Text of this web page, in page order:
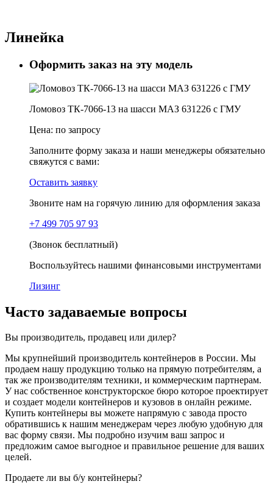
Линейка
Оформить заказ на эту модель
Ломовоз ТК-7066-13 на шасси МАЗ 631226 с ГМУ
Цена: по запросу
Заполните форму заказа и наши менеджеры обязательно
свяжутся с вами:
Оставить заявку
Звоните нам на горячую линию для оформления заказа
+7 499 705 97 93
(Звонок бесплатный)
Воспользуйтесь нашими финансовыми инструментами
Лизинг
Часто задаваемые вопросы
Вы производитель, продавец или дилер?
Мы крупнейший производитель контейнеров в России. Мы
продаем нашу продукцию только на прямую потребителям, а
так же производителям техники, и коммерческим партнерам.
У нас собственное конструкторское бюро которое проектирует
и создает модели контейнеров и кузовов в онлайн режиме.
Купить контейнеры вы можете напрямую с завода просто
обратившись к нашим менеджерам через любую удобную для
вас форму связи. Мы подробно изучим ваш запрос и
предложим самое выгодное и правильное решение для ваших
целей.
Продаете ли вы б/у контейнеры?